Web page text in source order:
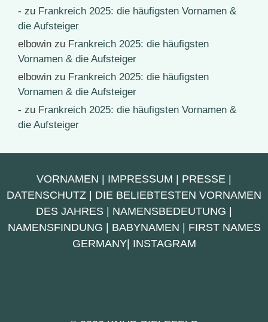
- zu Frankreich 2025: die häufigsten Vornamen &
die Aufsteiger
elbowin zu Frankreich 2025: die häufigsten
Vornamen & die Aufsteiger
elbowin zu Frankreich 2025: die häufigsten
Vornamen & die Aufsteiger
- zu Frankreich 2025: die häufigsten Vornamen &
die Aufsteiger
VORNAMEN IMPRESSUM PRESSE
DATENSCHUTZ
DIE BELIEBTESTEN VORNAMEN
DES JAHRES
NAMENSBEDEUTUNG
NAMENSFINDUNG
BABYNAMEN
FIRST NAMES
GERMANY| INSTAGRAM